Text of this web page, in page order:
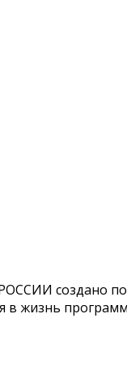
создано по
в жизнь